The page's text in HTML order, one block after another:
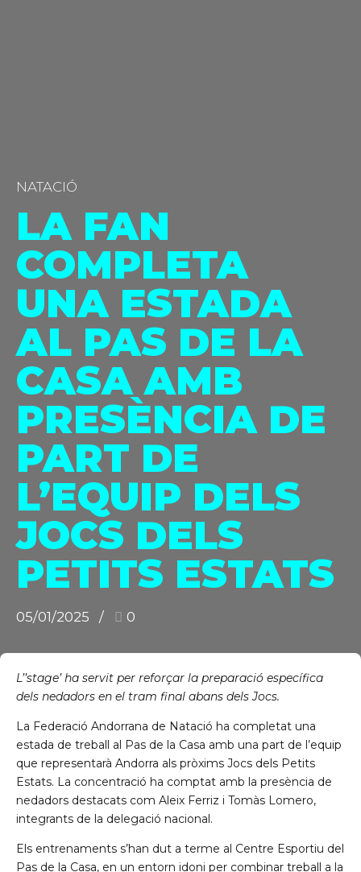
NATACIÓ
LA FAN
COMPLETA
UNA ESTADA
AL PAS DE LA
CASA AMB
PRESÈNCIA DE
PART DE
L’EQUIP DELS
JOCS DELS
PETITS ESTATS
05/01/2025 0
L’’stage’ ha servit per reforçar la preparació específica
dels nedadors en el tram final abans dels Jocs.
La Federació Andorrana de Natació ha completat una
estada de treball al Pas de la Casa amb una part de l’equip
que representarà Andorra als pròxims Jocs dels Petits
Estats. La concentració ha comptat amb la presència de
nedadors destacats com Aleix Ferriz i Tomàs Lomero,
integrants de la delegació nacional.
Els entrenaments s’han dut a terme al Centre Esportiu del
Pas de la Casa, en un entorn idoni per combinar treball a la